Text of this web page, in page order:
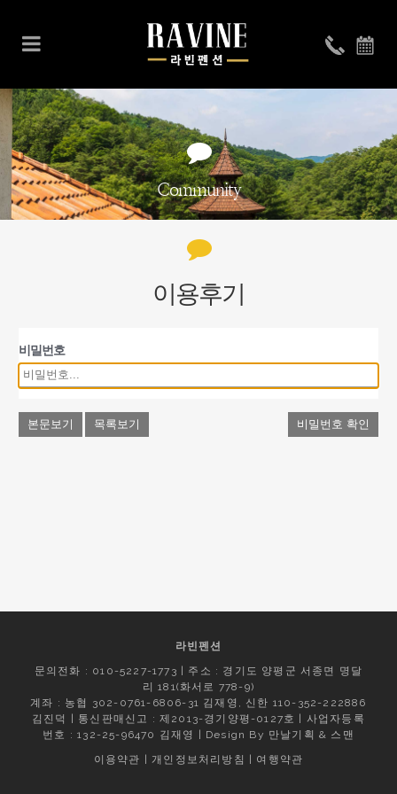
Community
이용후기
비밀번호
본문보기 목록보기 비밀번호 확인
라빈펜션
문의전화 : 010-5227-1773 | 주소 : 경기도 양평군 서종면 명달
리 181(화서로 778-9)
계좌 : 농협 302-0761-6806-31 김재영, 신한 110-352-222886
김진덕 | 통신판매신고 : 제2013-경기양평-0127호 | 사업자등록
번호 : 132-25-96470 김재영 | Design By 만날기획 & 스맨
이용약관
|개인정보처리방침 여행약관